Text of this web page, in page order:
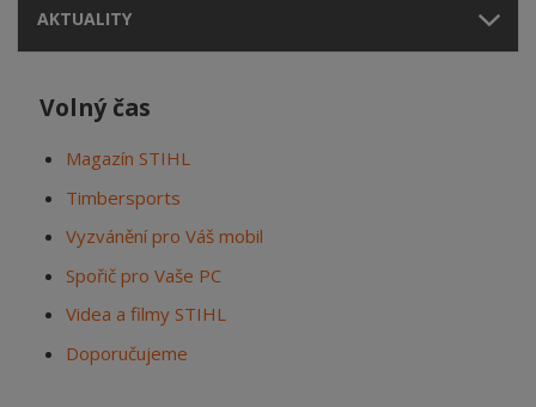
AKTUALITY
Volný čas
Magazín STIHL
Timbersports
Vyzvánění pro Váš mobil
Spořič pro Vaše PC
Videa a filmy STIHL
Doporučujeme